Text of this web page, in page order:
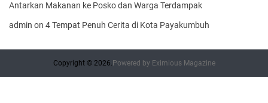
Antarkan Makanan ke Posko dan Warga Terdampak
admin on 4 Tempat Penuh Cerita di Kota Payakumbuh
Copyright © 2026. Powered by Eximious Magazine